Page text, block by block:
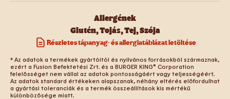
Allergének
Glutén,Tojás,Tej,Szója
Részletes tápanyag- és allergiatáblázat letöltése
* Az adatok a termékek gyártóitól és nyilvános forrásokból származnak,
ezért a Fusion Befektetési Zrt. és a BURGER KING® Corporation
felelősséget nem vállal az adatok pontosságáért vagy teljességéért.
Az adatok standard értékeken alapszanak, néhány eltérés előfordulhat
a gyártási toleranciák és a termék összeállítások kis mértékű
különbözősége miatt.